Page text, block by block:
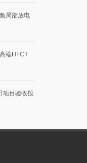
局部放电
端HFCT
项目验收投